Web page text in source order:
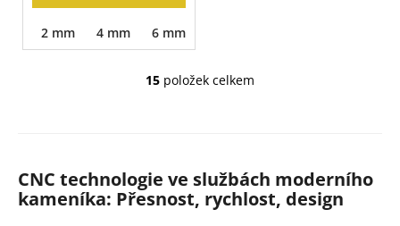
2 mm 4 mm 6 mm
O
d
a
c
15 položek celkem
CNC technologie ve službách moderního
kameníka: Přesnost, rychlost, design